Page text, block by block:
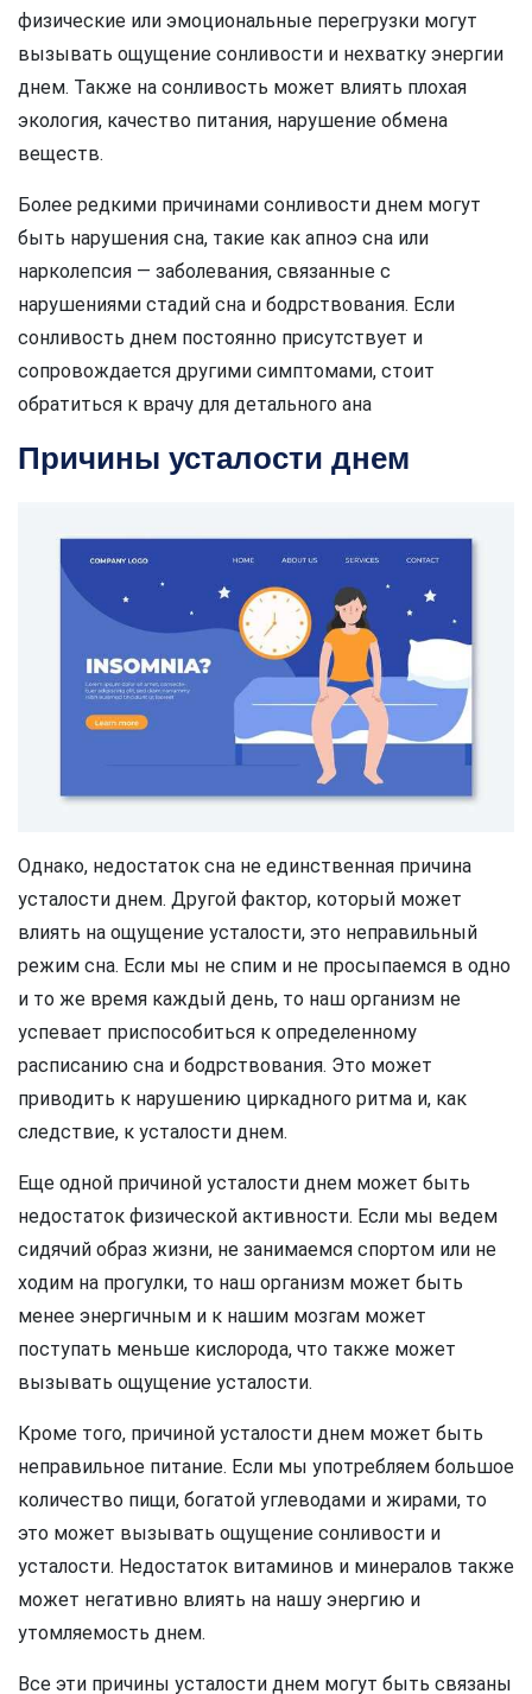
физические или эмоциональные перегрузки могут
вызывать ощущение сонливости и нехватку энергии
днем. Также на сонливость может влиять плохая
экология, качество питания, нарушение обмена
веществ.
Более редкими причинами сонливости днем могут
быть нарушения сна, такие как апноэ сна или
нарколепсия — заболевания, связанные с
нарушениями стадий сна и бодрствования. Если
сонливость днем постоянно присутствует и
сопровождается другими симптомами, стоит
обратиться к врачу для детального ана
Причины усталости днем
Однако, недостаток сна не единственная причина
усталости днем. Другой фактор, который может
влиять на ощущение усталости, это неправильный
режим сна. Если мы не спим и не просыпаемся в одно
и то же время каждый день, то наш организм не
успевает приспособиться к определенному
расписанию сна и бодрствования. Это может
приводить к нарушению циркадного ритма и, как
следствие, к усталости днем.
Еще одной причиной усталости днем может быть
недостаток физической активности. Если мы ведем
сидячий образ жизни, не занимаемся спортом или не
ходим на прогулки, то наш организм может быть
менее энергичным и к нашим мозгам может
поступать меньше кислорода, что также может
вызывать ощущение усталости.
Кроме того, причиной усталости днем может быть
неправильное питание. Если мы употребляем большое
количество пищи, богатой углеводами и жирами, то
это может вызывать ощущение сонливости и
усталости. Недостаток витаминов и минералов также
может негативно влиять на нашу энергию и
утомляемость днем.
Все эти причины усталости днем могут быть связаны